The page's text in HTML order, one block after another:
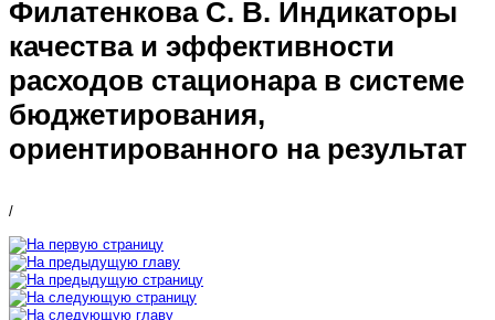
Филатенкова С. В. Индикаторы
качества и эффективности
расходов стационара в системе
бюджетирования,
ориентированного на результат
/